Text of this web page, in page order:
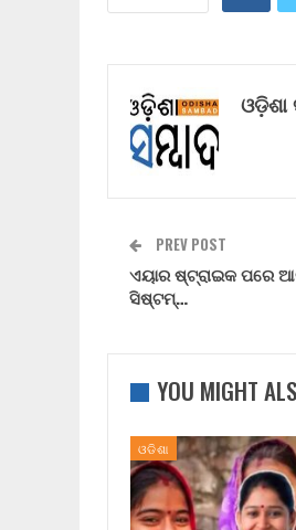
ଓଡ଼ିଶା
PREV POST
ଏୟାର ଷ୍ଟ୍ରାଇକ ପରେ
ସିଷ୍ଟମ୍…
YOU MIGHT
ଓଡିଶା